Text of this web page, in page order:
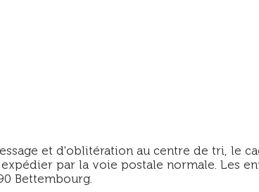
et d'oblitération au centre de tri, le
par la voie postale normale. Les
Bettembourg.